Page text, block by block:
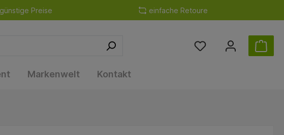
günstige Preise einfache Retoure
Markenwelt Kontakt